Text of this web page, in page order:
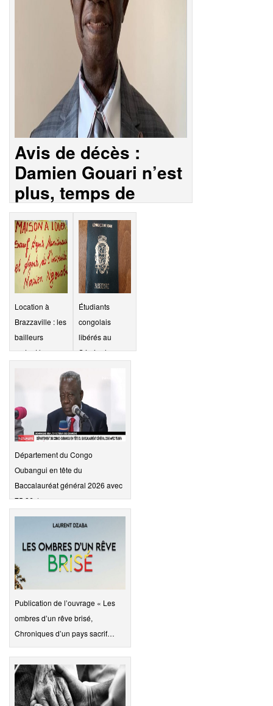
Avis de décès :
Damien Gouari n’est
plus, temps de
louanges ce samedi
8 août 2026
Location à
Brazzaville : les
bailleurs
sortent le
les locataires «
fantôme »…
Étudiants
congolais
libérés au
Sénégal : un
heureux, mais
une urgence
demeure
Département du Congo
Oubangui en tête du
Baccalauréat général 2026 avec
75,86%
Publication de l’ouvrage « Les
ombres d’un rêve brisé,
Chroniques d’un pays sacrif…